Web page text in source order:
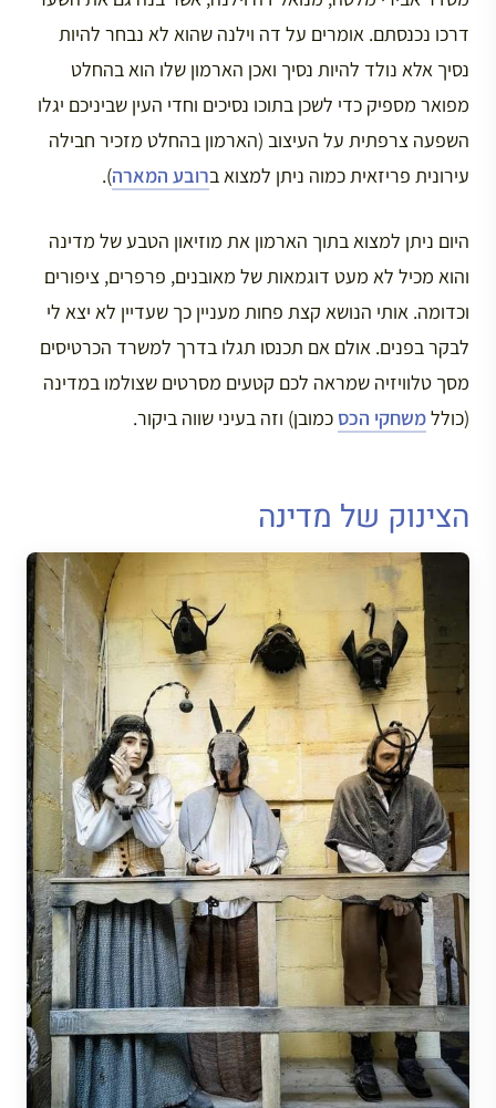
דרכו נכנסתם. אומרים על דה וילנה שהוא לא נבחר להיות
נסיך אלא נולד להיות נסיך ואכן הארמון שלו הוא בהחלט
מפואר מספיק כדי לשכן בתוכו נסיכים וחדי העין שביניכם יגלו
השפעה צרפתית על העיצוב (הארמון בהחלט מזכיר חבילה
עירונית פריזאית כמוה ניתן למצוא ברובע המארה).
היום ניתן למצוא בתוך הארמון את מוזיאון הטבע של מדינה
והוא מכיל לא מעט דוגמאות של מאובנים, פרפרים, ציפורים
וכדומה. אותי הנושא קצת פחות מעניין כך שעדיין לא יצא לי
לבקר בפנים. אולם אם תכנסו תגלו בדרך למשרד הכרטיסים
מסך טלוויזיה שמראה לכם קטעים מסרטים שצולמו במדינה
(כוללמשחקי הכס כמובן) וזה בעיני שווה ביקור.
הצינוק של מדינה